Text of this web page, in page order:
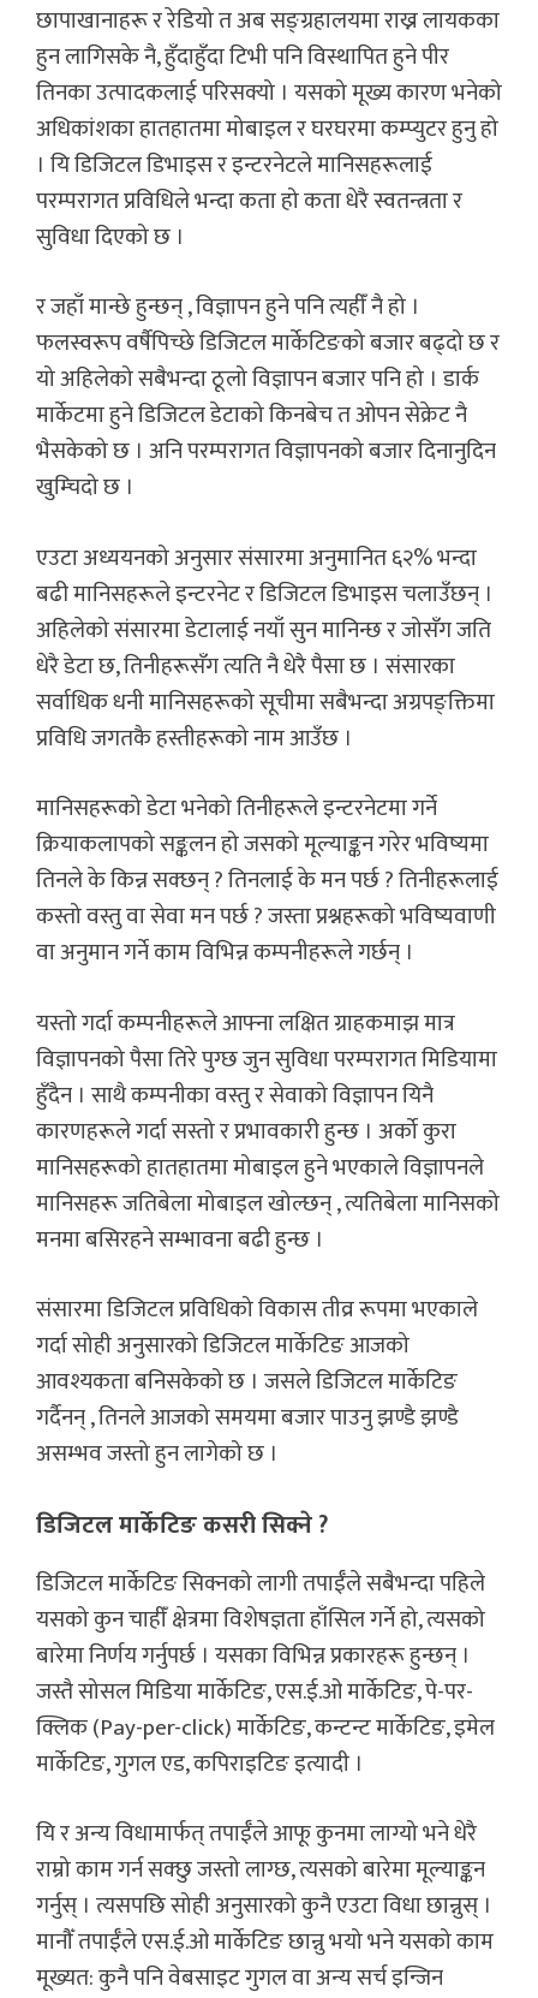
छापाखानाहरू र रेडियो त अब सङ्ग्रहालयमा राख्न लायकका
हुन लागिसके नै, हुँदाहुँदा टिभी पनि विस्थापित हुने पीर
तिनका उत्पादकलाई परिसक्यो । यसको मूख्य कारण भनेको
अधिकांशका हातहातमा मोबाइल र घरघरमा कम्प्युटर हुनु हो
। यि डिजिटल डिभाइस र इन्टरनेटले मानिसहरूलाई
परम्परागत प्रविधिले भन्दा कता हो कता धेरै स्वतन्त्रता र
सुविधा दिएको छ ।
र जहाँ मान्छे हुन्छन् , विज्ञापन हुने पनि त्यहीँ नै हो ।
फलस्वरूप वर्षैपिच्छे डिजिटल मार्केटिङको बजार बढ्दो छ र
यो अहिलेको सबैभन्दा ठूलो विज्ञापन बजार पनि हो । डार्क
मार्केटमा हुने डिजिटल डेटाको किनबेच त ओपन सेक्रेट नै
भैसकेको छ । अनि परम्परागत विज्ञापनको बजार दिनानुदिन
खुम्चिदो छ ।
एउटा अध्ययनको अनुसार संसारमा अनुमानित ६२% भन्दा
बढी मानिसहरूले इन्टरनेट र डिजिटल डिभाइस चलाउँछन् ।
अहिलेको संसारमा डेटालाई नयाँ सुन मानिन्छ र जोसँग जति
धेरै डेटा छ, तिनीहरूसँग त्यति नै धेरै पैसा छ । संसारका
सर्वाधिक धनी मानिसहरूको सूचीमा सबैभन्दा अग्रपङ्क्तिमा
प्रविधि जगतकै हस्तीहरूको नाम आउँछ ।
मानिसहरूको डेटा भनेको तिनीहरूले इन्टरनेटमा गर्ने
क्रियाकलापको सङ्कलन हो जसको मूल्याङ्कन गरेर भविष्यमा
तिनले के किन्न सक्छन् ? तिनलाई के मन पर्छ ? तिनीहरूलाई
कस्तो वस्तु वा सेवा मन पर्छ ? जस्ता प्रश्नहरूको भविष्यवाणी
वा अनुमान गर्ने काम विभिन्न कम्पनीहरूले गर्छन् ।
यस्तो गर्दा कम्पनीहरूले आफ्ना लक्षित ग्राहकमाझ मात्र
विज्ञापनको पैसा तिरे पुग्छ जुन सुविधा परम्परागत मिडियामा
हुँदैन । साथै कम्पनीका वस्तु र सेवाको विज्ञापन यिनै
कारणहरूले गर्दा सस्तो र प्रभावकारी हुन्छ । अर्को कुरा
मानिसहरूको हातहातमा मोबाइल हुने भएकाले विज्ञापनले
मानिसहरू जतिबेला मोबाइल खोल्छन् , त्यतिबेला मानिसको
मनमा बसिरहने सम्भावना बढी हुन्छ ।
संसारमा डिजिटल प्रविधिको विकास तीव्र रूपमा भएकाले
गर्दा सोही अनुसारको डिजिटल मार्केटिङ आजको
आवश्यकता बनिसकेको छ । जसले डिजिटल मार्केटिङ
गर्दैनन् , तिनले आजको समयमा बजार पाउनु झण्डै झण्डै
असम्भव जस्तो हुन लागेको छ ।
डिजिटल मार्केटिङ कसरी सिक्ने ?
डिजिटल मार्केटिङ सिक्नको लागी तपाईँले सबैभन्दा पहिले
यसको कुन चाहीँ क्षेत्रमा विशेषज्ञता हाँसिल गर्ने हो, त्यसको
बारेमा निर्णय गर्नुपर्छ । यसका विभिन्न प्रकारहरू हुन्छन् ।
जस्तै सोसल मिडिया मार्केटिङ, एस.ई.ओ मार्केटिङ, पे-पर-
क्लिक (Pay-per-click) मार्केटिङ, कन्टन्ट मार्केटिङ, इमेल
मार्केटिङ, गुगल एड, कपिराइटिङ इत्यादी ।
यि र अन्य विधामार्फत् तपाईँले आफू कुनमा लाग्यो भने धेरै
राम्रो काम गर्न सक्छु जस्तो लाग्छ, त्यसको बारेमा मूल्याङ्कन
गर्नुस् । त्यसपछि सोही अनुसारको कुनै एउटा विधा छान्नुस् ।
मानौँ तपाईँले एस.ई.ओ मार्केटिङ छान्नु भयो भने यसको काम
मूख्यत: कुनै पनि वेबसाइट गुगल वा अन्य सर्च इन्जिन